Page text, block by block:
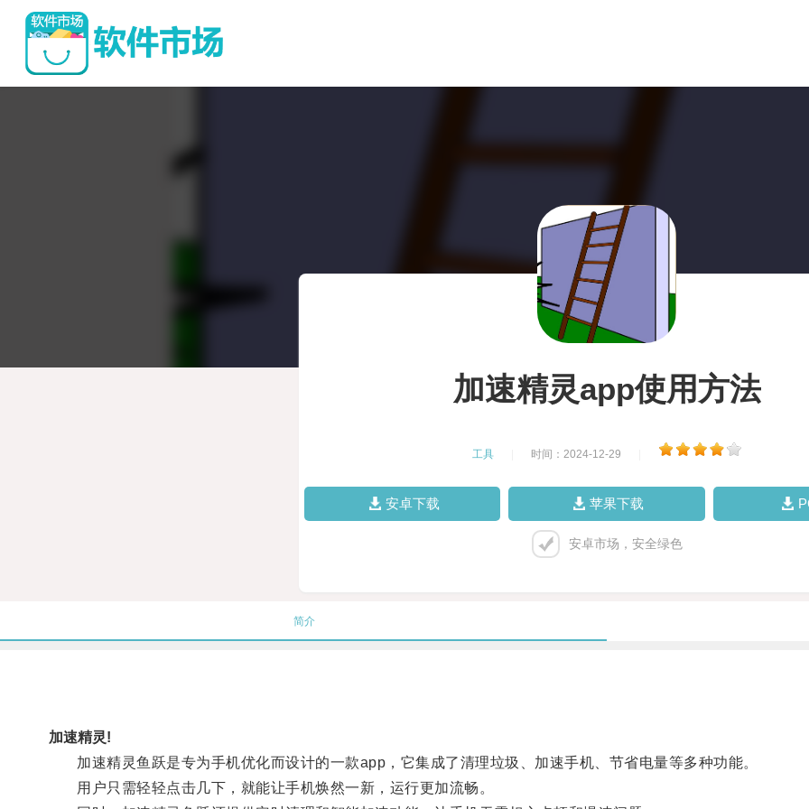
加速精灵app使用方法
工具 时间：2024-12-29
安卓下载 苹果下载
安卓市场，安全绿色
简介
加速精灵!
加速精灵鱼跃是专为手机优化而设计的一款app，它集成了清理垃圾、加速手机、节省电量等多种功能。
用户只需轻轻点击几下，就能让手机焕然一新，运行更加流畅。